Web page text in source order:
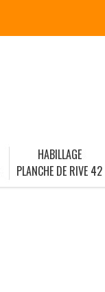
HABILLAGE
PLANCHE DE RIVE 42